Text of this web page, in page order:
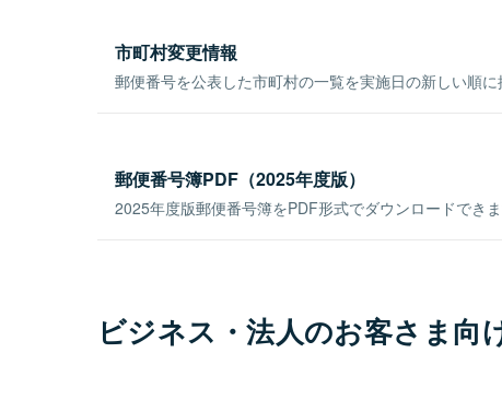
市町村変更情報
郵便番号を公表した市町村の一覧を実施日の新しい順に
郵便番号簿PDF（2025年度版）
2025年度版郵便番号簿をPDF形式でダウンロードできま
ビジネス・法人のお客さま向